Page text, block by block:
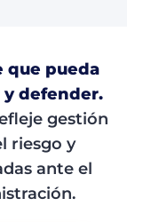
que pueda
defender.
gestión
riesgo y
ante el